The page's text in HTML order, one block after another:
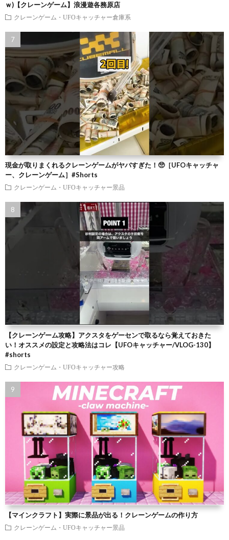
ｗ)【クレーンゲーム】浪漫遊各務原店
クレーンゲーム・UFOキャッチャー倉庫系
現金が取りまくれるクレーンゲームがヤバすぎた！🥺［UFOキャッチャ
ー、クレーンゲーム］#Shorts
クレーンゲーム・UFOキャッチャー景品
【クレーンゲーム攻略】アクスタをゲーセンで取るなら覚えておきた
い！オススメの設定と攻略法はコレ【UFOキャッチャー/VLOG-130】
#shorts
クレーンゲーム・UFOキャッチャー攻略
【マインクラフト】実際に景品が出る！クレーンゲームの作り方
クレーンゲーム・UFOキャッチャー景品